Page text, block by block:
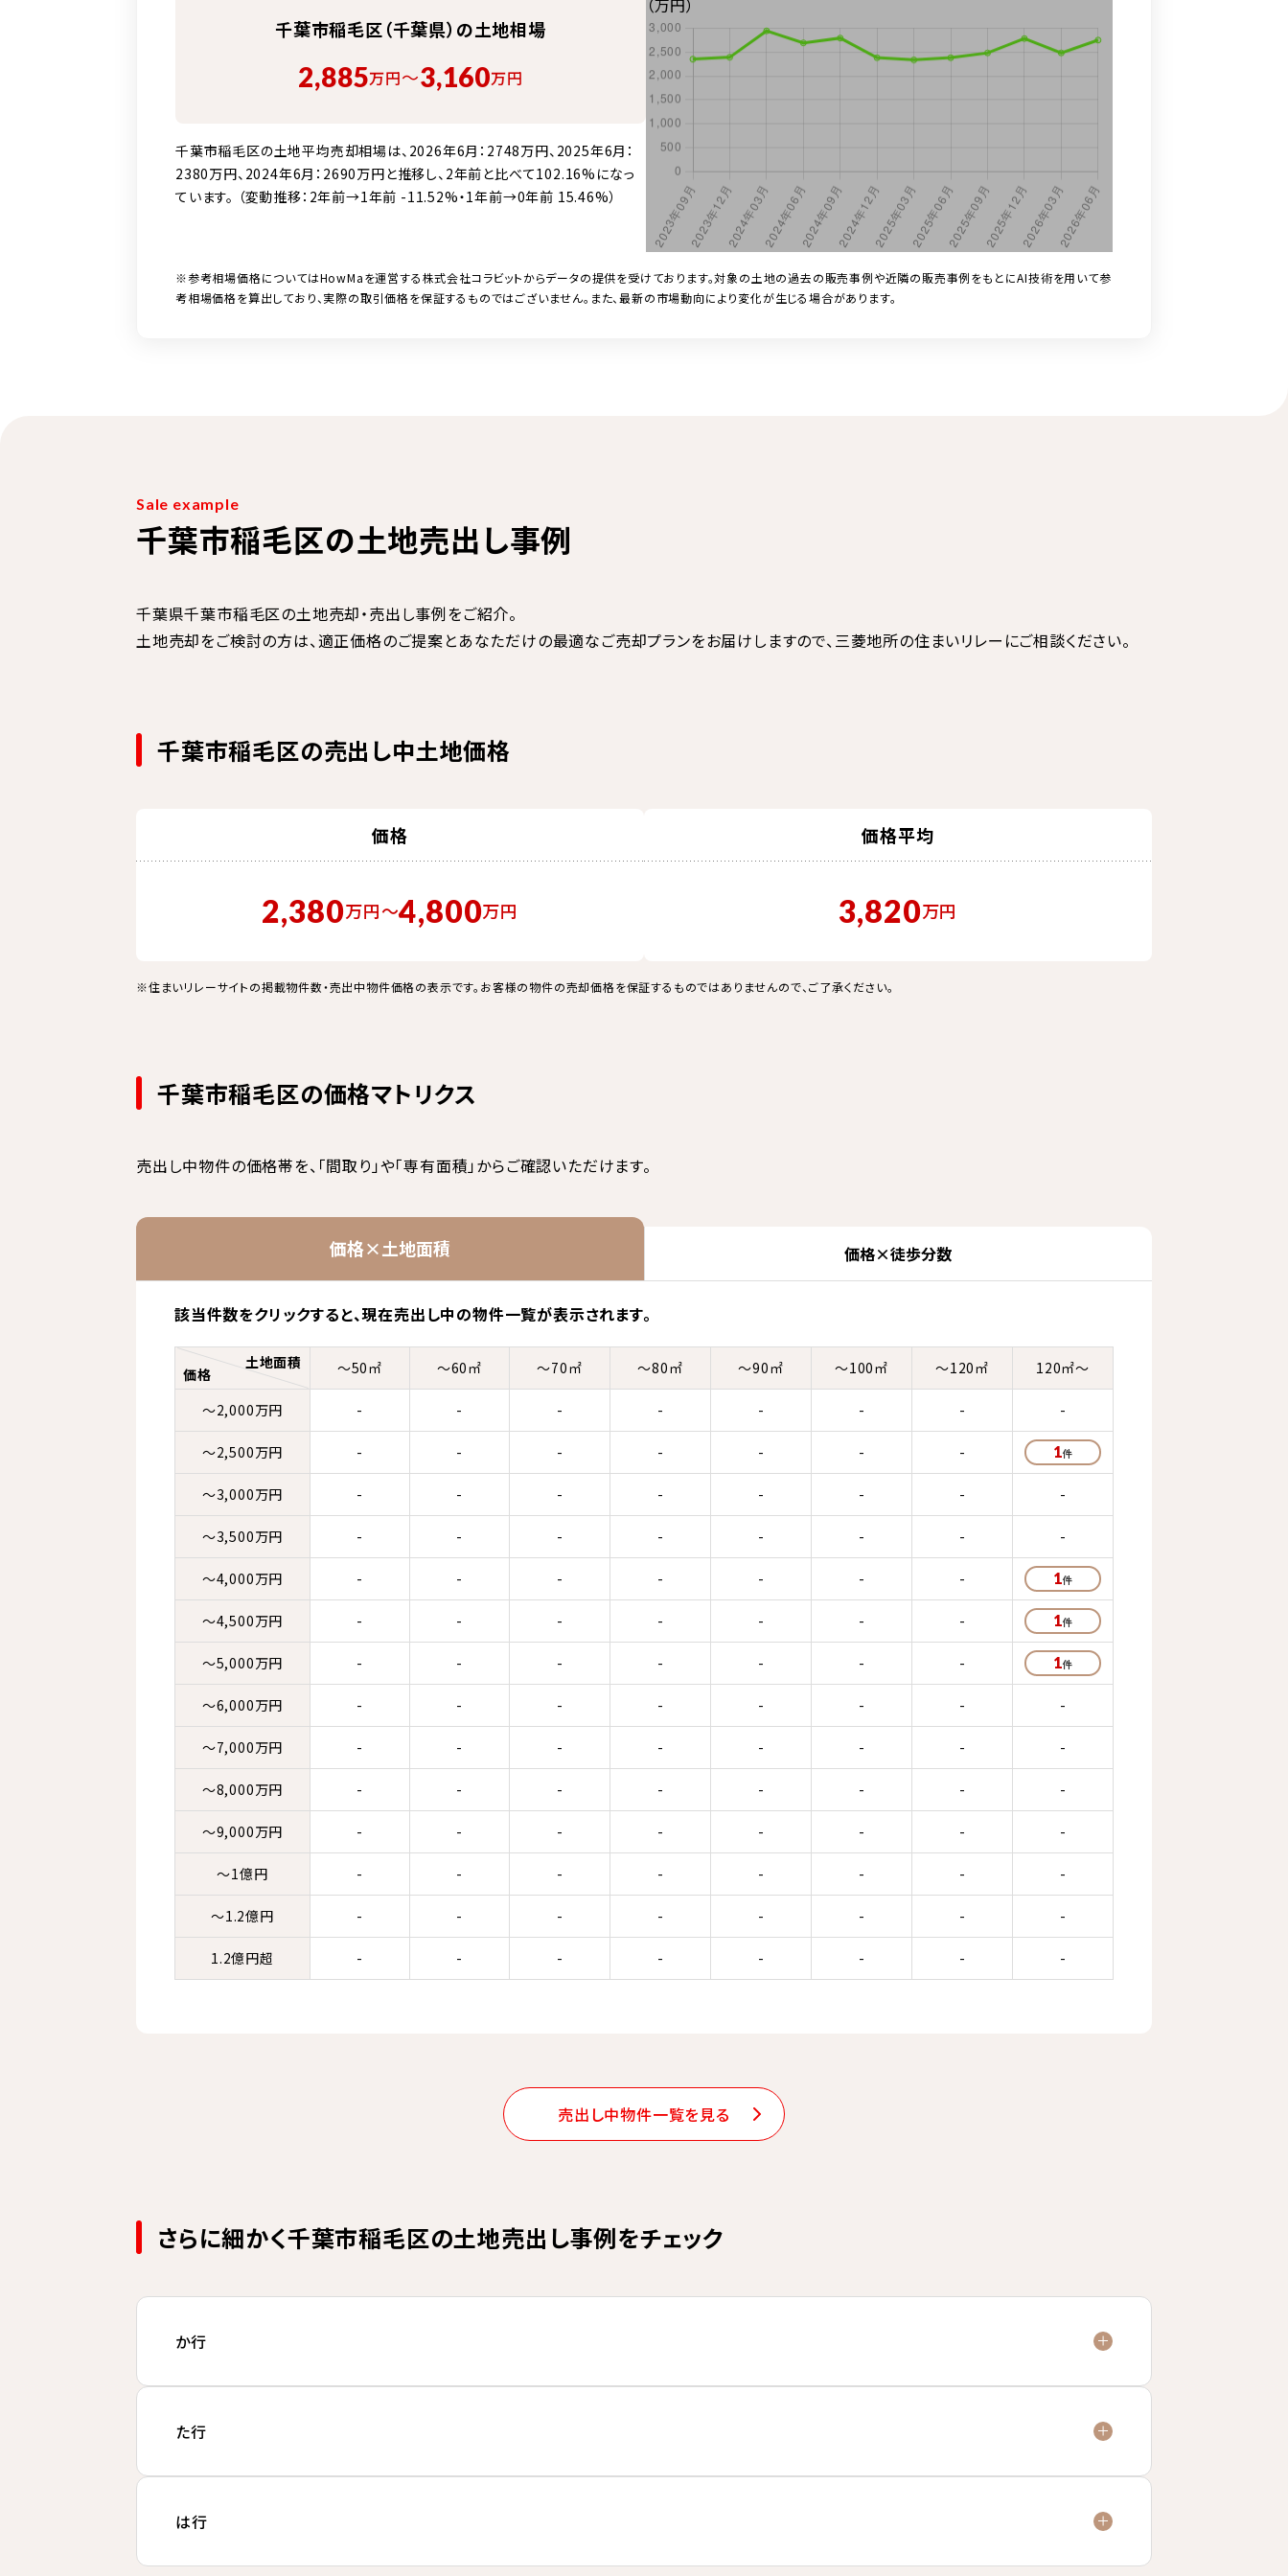
千葉市稲毛区（千葉県）の土地相場
2,885万円〜3,160万円
千葉市稲毛区の土地平均売却相場は、2026年6月：2748万円、2025年6月：
2380万円、2024年6月：2690万円と推移し、2年前と比べて102.16%になっ
ています。 （変動推移：2年前→1年前 -11.52%・1年前→0年前 15.46%）
（万円）
※参考相場価格についてはHowMaを運営する株式会社コラビットからデータの提供を受けております。対象の土地の過去の販売事例や近隣の販売事例をもとにAI技術を用いて参
考相場価格を算出しており、実際の取引価格を保証するものではございません。また、最新の市場動向により変化が生じる場合があります。
Sale example
千葉市稲毛区の土地売出し事例
千葉県千葉市稲毛区の土地売却・売出し事例をご紹介。
土地売却をご検討の方は、適正価格のご提案とあなただけの最適なご売却プランをお届けしますので、三菱地所の住まいリレーにご相談ください。
千葉市稲毛区の売出し中土地価格
価格
2,380万円〜4,800万円
価格平均
3,820万円
※住まいリレーサイトの掲載物件数・売出中物件価格の表示です。お客様の物件の売却価格を保証するものではありませんので、ご了承ください。
千葉市稲毛区の価格マトリクス
売出し中物件の価格帯を、「間取り」や「専有面積」からご確認いただけます。
価格×土地面積 価格×徒歩分数
該当件数をクリックすると、現在売出し中の物件一覧が表示されます。
価格
土地面積 ～50㎡ ～60㎡ ～70㎡ ～80㎡ ～90㎡ ～100㎡ ～120㎡ 120㎡～
～2,000万円 - - - - - - - -
～2,500万円 - - - - - - - 1
～3,000万円 - - - - - - - -
～3,500万円 - - - - - - - -
～4,000万円 - - - - - - - 1
～4,500万円 - - - - - - - 1
～5,000万円 - - - - - - - 1
～6,000万円 - - - - - - - -
～7,000万円 - - - - - - - -
～8,000万円 - - - - - - - -
～9,000万円 - - - - - - - -
～1億円 - - - - - - - -
～1.2億円 - - - - - - - -
1.2億円超 - - - - - - - -
売出し中物件一覧を見る
さらに細かく千葉市稲毛区の土地売出し事例をチェック
か行
た行
は行